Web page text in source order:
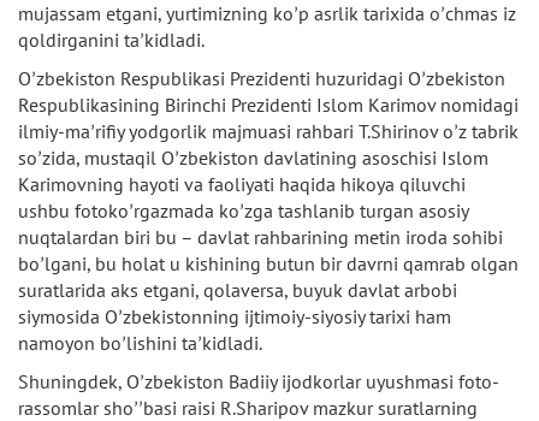
mujassam etgani, yurtimizning koʼp asrlik tarixida oʼchmas iz
qoldirganini taʼkidladi.
Oʼzbekiston Respublikasi Prezidenti huzuridagi Oʼzbekiston
Respublikasining Birinchi Prezidenti Islom Karimov nomidagi
ilmiy-maʼrifiy yodgorlik majmuasi rahbari T.Shirinov oʼz tabrik
soʼzida, mustaqil Oʼzbekiston davlatining asoschisi Islom
Karimovning hayoti va faoliyati haqida hikoya qiluvchi
ushbu fotokoʼrgazmada koʼzga tashlanib turgan asosiy
nuqtalardan biri bu – davlat rahbarining metin iroda sohibi
boʼlgani, bu holat u kishining butun bir davrni qamrab olgan
suratlarida aks etgani, qolaversa, buyuk davlat arbobi
siymosida Oʼzbekistonning ijtimoiy-siyosiy tarixi ham
namoyon boʼlishini taʼkidladi.
Shuningdek, Oʼzbekiston Badiiy ijodkorlar uyushmasi foto-
rassomlar shoʼʼbasi raisi R.Sharipov mazkur suratlarning